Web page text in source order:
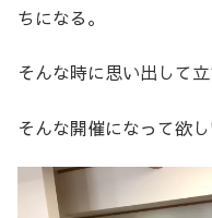
ちになる。
そんな時に思い出して
そんな開催になって欲